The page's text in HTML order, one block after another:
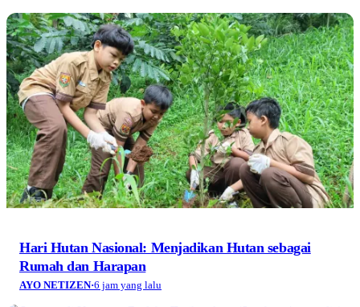
Hari Hutan Nasional: Menjadikan Hutan sebagai
Rumah dan Harapan
AYO NETIZEN·6 jam yang lalu